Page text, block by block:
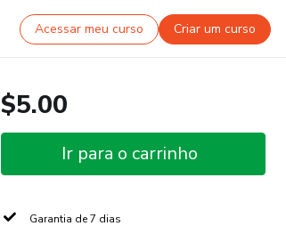
Acessar meu curso Criar um curso
$5.00
Ir para o carrinho
Garantia de 7 dias